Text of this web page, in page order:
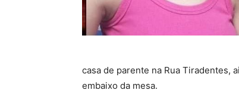
casa de parente na Rua Tiradentes,
embaixo da mesa.